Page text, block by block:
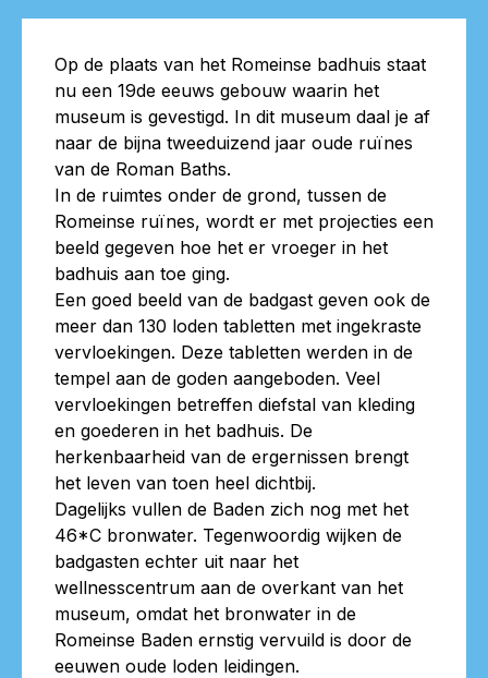
BEST BEWAARDE ANTIEKE
BADHUIZEN; ROMAN BATHS
Op de plaats van het Romeinse badhuis staat
nu een 19de eeuws gebouw waarin het
museum is gevestigd. In dit museum daal je af
naar de bijna tweeduizend jaar oude ruïnes
van de Roman Baths.
In de ruimtes onder de grond, tussen de
Romeinse ruïnes, wordt er met projecties een
beeld gegeven hoe het er vroeger in het
badhuis aan toe ging.
Een goed beeld van de badgast geven ook de
meer dan 130 loden tabletten met ingekraste
vervloekingen. Deze tabletten werden in de
tempel aan de goden aangeboden. Veel
vervloekingen betreffen diefstal van kleding
en goederen in het badhuis. De
herkenbaarheid van de ergernissen brengt
het leven van toen heel dichtbij.
Dagelijks vullen de Baden zich nog met het
46*C bronwater. Tegenwoordig wijken de
badgasten echter uit naar het
wellnesscentrum aan de overkant van het
museum, omdat het bronwater in de
Romeinse Baden ernstig vervuild is door de
eeuwen oude loden leidingen.